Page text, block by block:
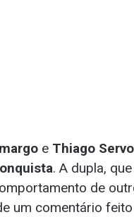
e Thiago Servo
. A dupla,
de
um comentário